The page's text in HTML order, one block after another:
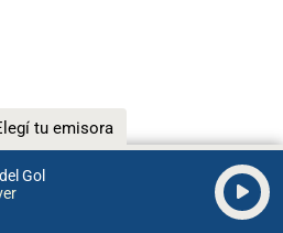
Gol
tu emisora